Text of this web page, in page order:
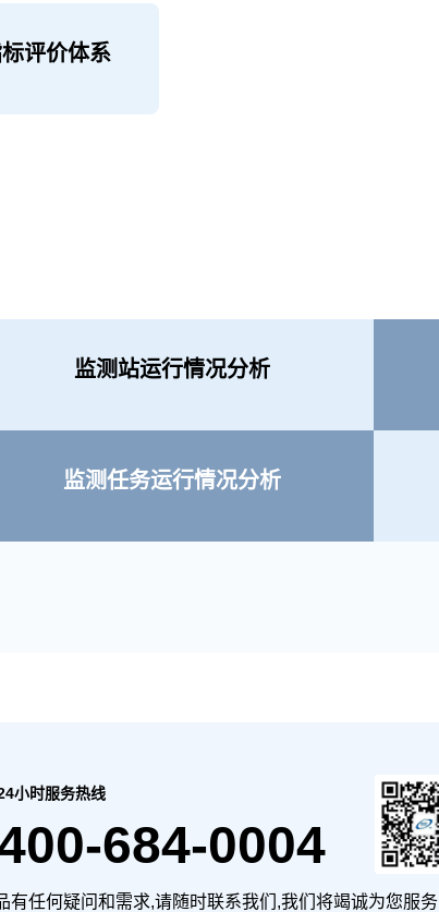
评价体系
监测站运行情况分析
监测任务运行情况分析
小时服务热线
684-0004
有任何疑问和需求,请随时联系我们,我们将竭诚为您服务